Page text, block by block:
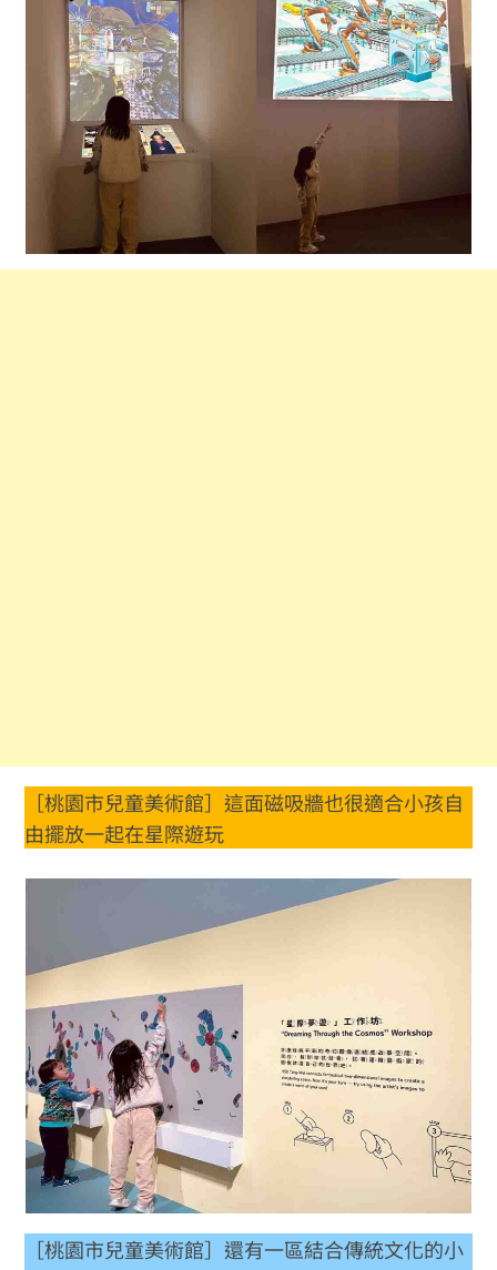
［桃園市兒童美術館］這面磁吸牆也很適合小孩自
由擺放一起在星際遊玩
［桃園市兒童美術館］還有一區結合傳統文化的小